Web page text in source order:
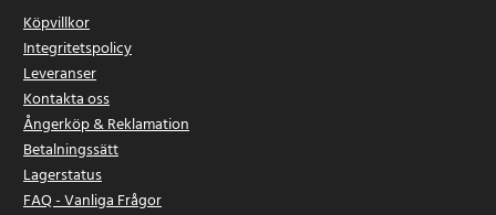
Köpvillkor
Integritetspolicy
Leveranser
Kontakta oss
Ångerköp & Reklamation
Betalningssätt
Lagerstatus
FAQ - Vanliga Frågor